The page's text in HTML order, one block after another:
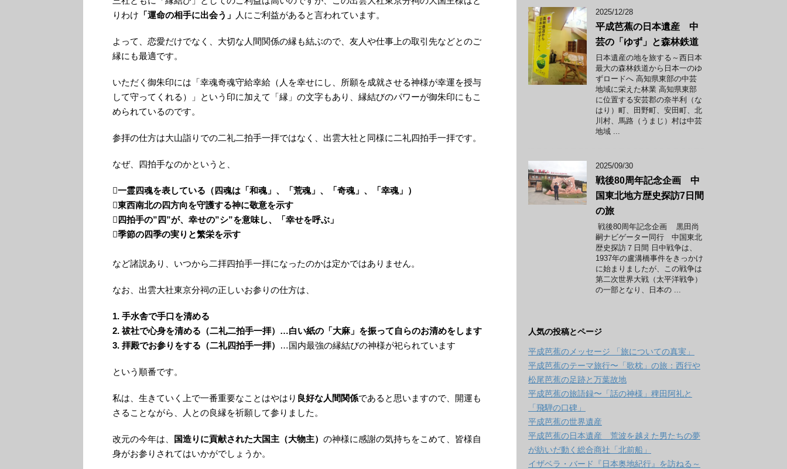
りわけ 「運命の相手に出会う」 人にご利益があると言われています。
よって、恋愛だけでなく、大切な人間関係の縁も結ぶので、友人や仕事上の取引先などとのご
縁にも最適です。
いただく御朱印には「幸魂奇魂守給幸給（人を幸せにし、所願を成就させる神様が幸運を授与
して守ってくれる）」という印に加えて「縁」の文字もあり、縁結びのパワーが御朱印にもこ
められているのです。
参拝の仕方は大山詣りでの二礼二拍手一拝ではなく、出雲大社と同様に二礼四拍手一拝です。
なぜ、四拍手なのかというと、
一霊四魂を表している（四魂は「和魂」、「荒魂」、「奇魂」、「幸魂」）
東西南北の四方向を守護する神に敬意を示す
四拍手の”四”が、幸せの”シ”を意味し、「幸せを呼ぶ」
季節の四季の実りと繁栄を示す
など諸説あり、いつから二拝四拍手一拝になったのかは定かではありません。
なお、出雲大社東京分祠の正しいお参りの仕方は、
1. 手水舎で手口を清める
2. 祓社で心身を清める（二礼二拍手一拝）…白い紙の「大麻」を振って自らのお清めをします
3. 拝殿でお参りをする（二礼四拍手一拝）
…国内最強の縁結びの神様が祀られています
という順番です。
私は、生きていく上で一番重要なことはやはり 良好な人間関係であると思いますので、開運も
さることながら、人との良縁を祈願して参りました。
改元の今年は、 国造りに貢献された大国主（大物主） の神様に感謝の気持ちをこめて、皆様自
身がお参りされてはいかがでしょうか。
2025/12/28
平成芭蕉の日本遺産 中
芸の「ゆず」と森林鉄道
日本遺産の地を旅する～西日本
最大の森林鉄道から日本一のゆ
ずロードへ 高知県東部の中芸
地域に栄えた林業 高知県東部
に位置する安芸郡の奈半利（な
はり）町、田野町、安田町、北
川村、馬路（うまじ）村は中芸
地域 ...
2025/09/30
戦後80周年記念企画 中
国東北地方歴史探訪7日間
の旅
戦後80周年記念企画 黒田尚
嗣ナビゲーター同行 中国東北
歴史探訪７日間 日中戦争は、
1937年の盧溝橋事件をきっかけ
に始まりましたが、この戦争は
第二次世界大戦（太平洋戦争）
の一部となり、日本の ...
人気の投稿とページ
平成芭蕉のメッセージ 「旅についての真実」
平成芭蕉のテーマ旅行〜「歌枕」の旅：西行や
松尾芭蕉の足跡と万葉故地
平成芭蕉の旅語録〜「話の神様」稗田阿礼と
「飛騨の口碑」
平成芭蕉の世界遺産
平成芭蕉の日本遺産 荒波を越えた男たちの夢
が紡いだ動く総合商社「北前船」
イザベラ・バード『日本奥地紀行』を訪ねる～